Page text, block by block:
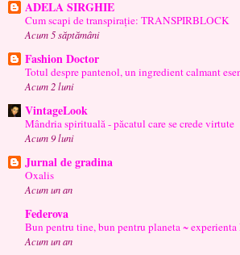
ADELA SIRGHIE
Cum scapi de transpirație: TRANSPIRBLOCK
Acum 5 săptămâni
Fashion Doctor
Totul despre pantenol, un ingredient calmant
Acum 2 luni
VintageLook
Mândria spirituală - păcatul care se crede virtute
Acum 9 luni
Jurnal de gradina
Oxalis
Acum un an
Federova
Bun pentru tine, bun pentru planeta ~ experienta
Acum un an